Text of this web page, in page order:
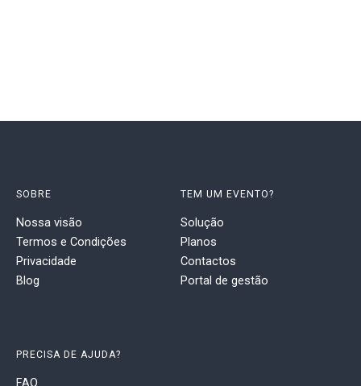
SOBRE
Nossa visão
Termos e Condições
Privacidade
Blog
TEM UM EVENTO?
Solução
Planos
Contactos
Portal de gestão
PRECISA DE AJUDA?
FAQ